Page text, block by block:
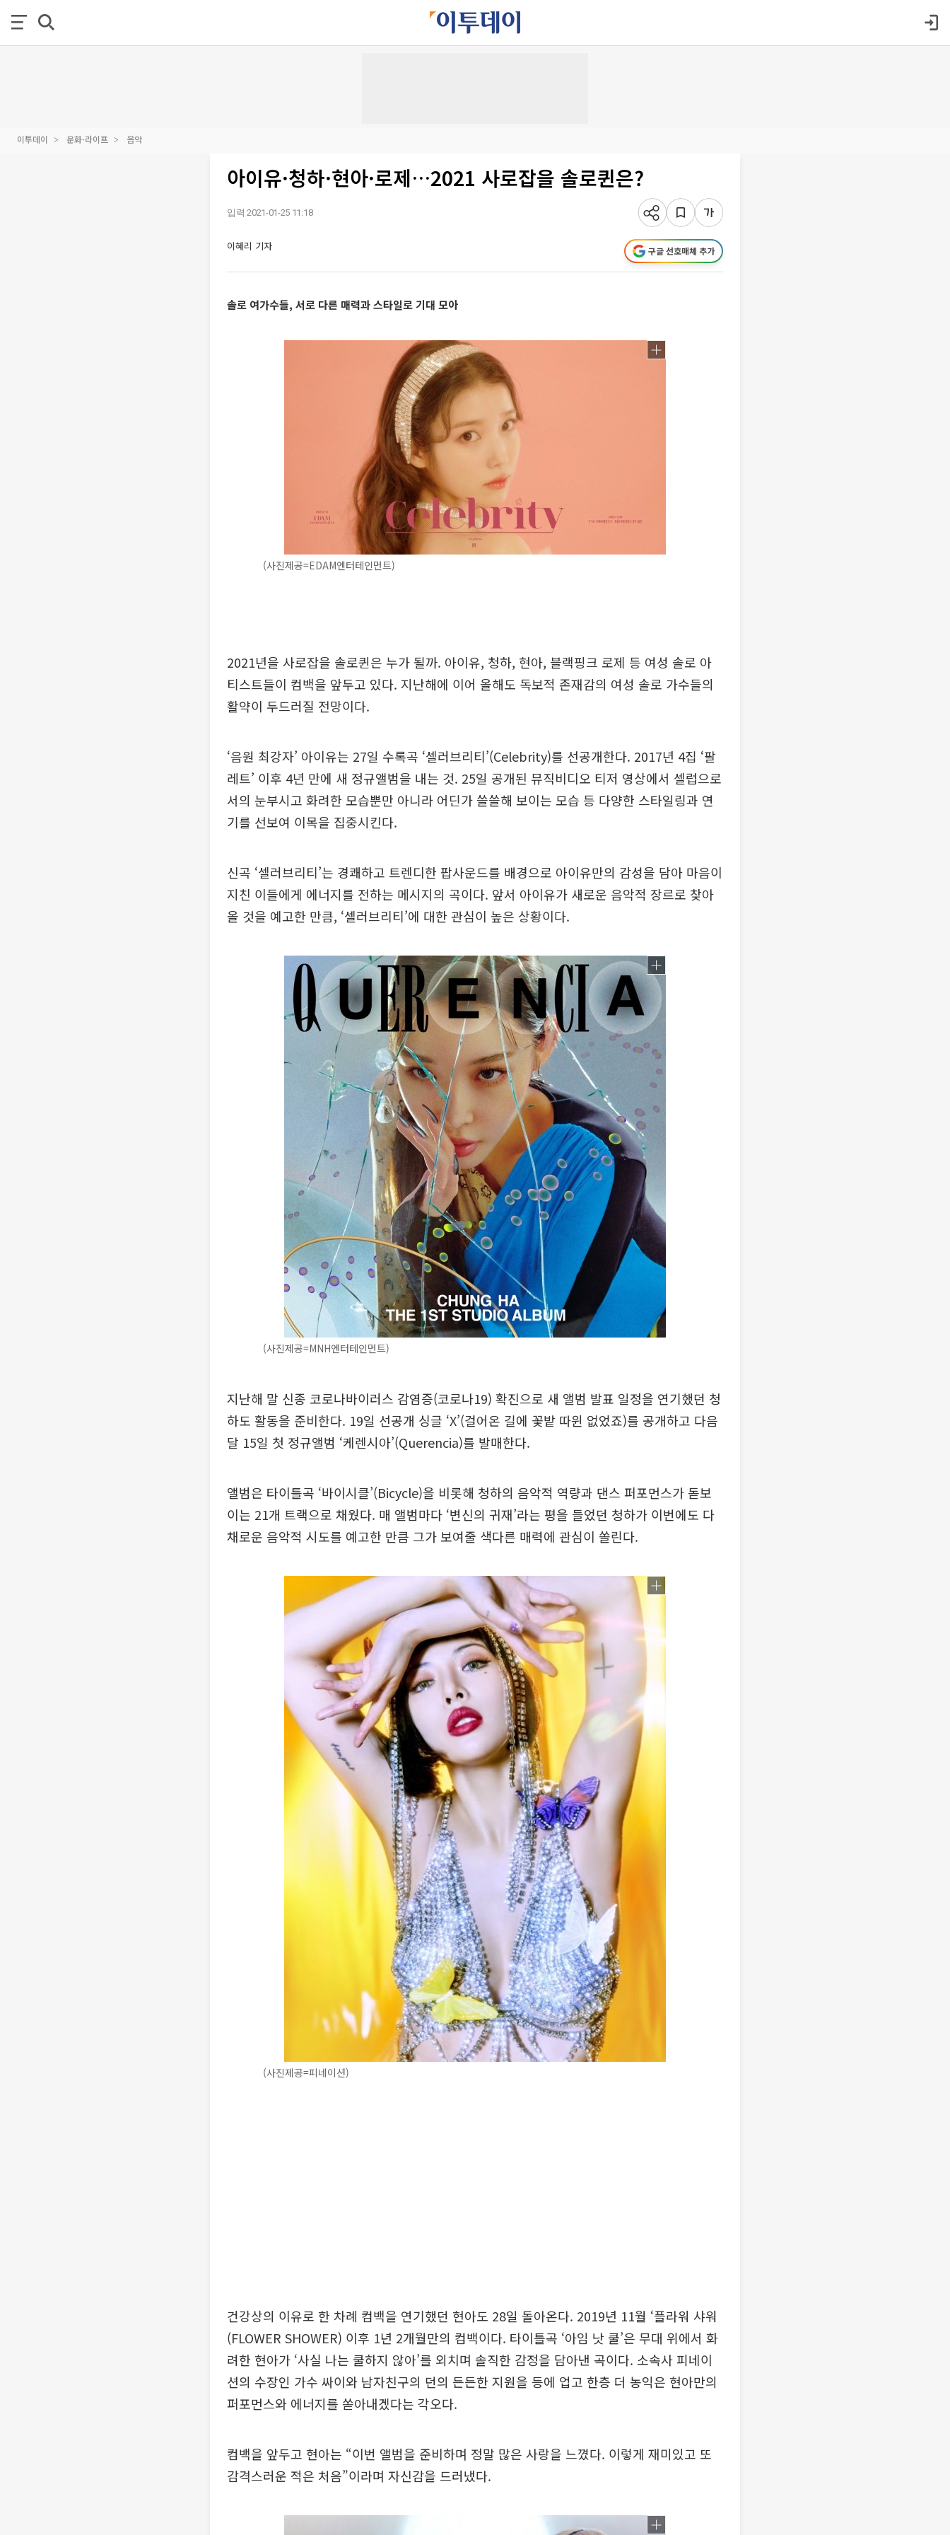
이투데이 문화·라이프 음악
아이유·청하·현아·로제…2021 사로잡을 솔로퀸은?
입력 2021-01-25 11:18
이혜리 기자 구글 선호매체 추가
솔로 여가수들, 서로 다른 매력과 스타일로 기대 모아
(사진제공=EDAM엔터테인먼트)
2021년을 사로잡을 솔로퀸은 누가 될까. 아이유, 청하, 현아, 블랙핑크 로제 등 여성 솔로 아
티스트들이 컴백을 앞두고 있다. 지난해에 이어 올해도 독보적 존재감의 여성 솔로 가수들의
활약이 두드러질 전망이다.
‘음원 최강자’ 아이유는 27일 수록곡 ‘셀러브리티’(Celebrity)를 선공개한다. 2017년 4집 ‘팔
레트’ 이후 4년 만에 새 정규앨범을 내는 것. 25일 공개된 뮤직비디오 티저 영상에서 셀럽으로
서의 눈부시고 화려한 모습뿐만 아니라 어딘가 쓸쓸해 보이는 모습 등 다양한 스타일링과 연
기를 선보여 이목을 집중시킨다.
신곡 ‘셀러브리티’는 경쾌하고 트렌디한 팝사운드를 배경으로 아이유만의 감성을 담아 마음이
지친 이들에게 에너지를 전하는 메시지의 곡이다. 앞서 아이유가 새로운 음악적 장르로 찾아
올 것을 예고한 만큼, ‘셀러브리티’에 대한 관심이 높은 상황이다.
(사진제공=MNH엔터테인먼트)
지난해 말 신종 코로나바이러스 감염증(코로나19) 확진으로 새 앨범 발표 일정을 연기했던 청
하도 활동을 준비한다. 19일 선공개 싱글 ‘X’(걸어온 길에 꽃밭 따윈 없었죠)를 공개하고 다음
달 15일 첫 정규앨범 ‘케렌시아’(Querencia)를 발매한다.
앨범은 타이틀곡 ‘바이시클’(Bicycle)을 비롯해 청하의 음악적 역량과 댄스 퍼포먼스가 돋보
이는 21개 트랙으로 채웠다. 매 앨범마다 ‘변신의 귀재’라는 평을 들었던 청하가 이번에도 다
채로운 음악적 시도를 예고한 만큼 그가 보여줄 색다른 매력에 관심이 쏠린다.
(사진제공=피네이션)
건강상의 이유로 한 차례 컴백을 연기했던 현아도 28일 돌아온다. 2019년 11월 ‘플라워 샤워
(FLOWER SHOWER) 이후 1년 2개월만의 컴백이다. 타이틀곡 ‘아임 낫 쿨’은 무대 위에서 화
려한 현아가 ‘사실 나는 쿨하지 않아’를 외치며 솔직한 감정을 담아낸 곡이다. 소속사 피네이
션의 수장인 가수 싸이와 남자친구의 던의 든든한 지원을 등에 업고 한층 더 농익은 현아만의
퍼포먼스와 에너지를 쏟아내겠다는 각오다.
컴백을 앞두고 현아는 “이번 앨범을 준비하며 정말 많은 사랑을 느꼈다. 이렇게 재미있고 또
감격스러운 적은 처음”이라며 자신감을 드러냈다.